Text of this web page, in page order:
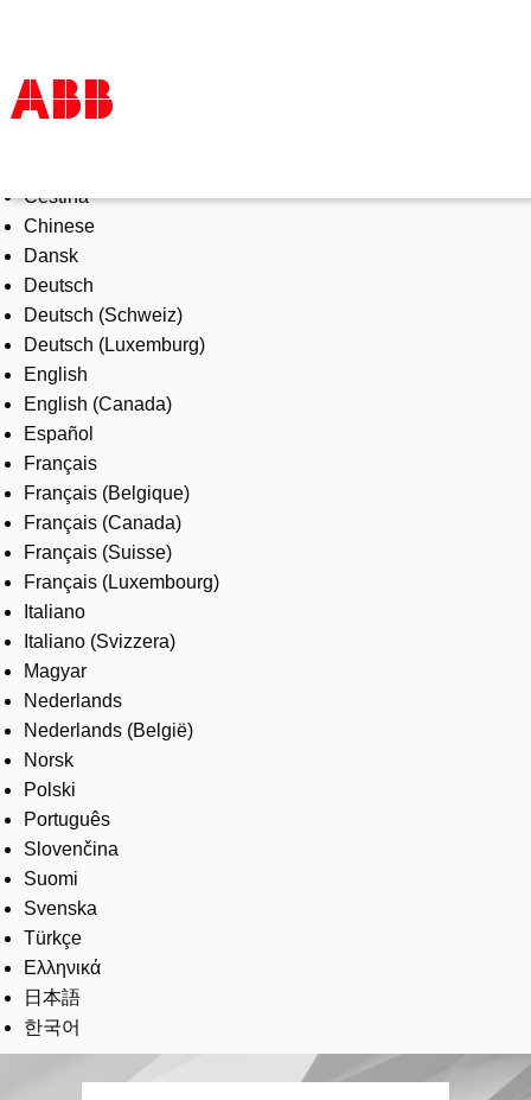
Produkte und Leistungen
Branchenlösungen
Service
Über uns
Vertriebspartner finden
Kontakt
Karriere
Čeština
Chinese
Dansk
Deutsch
Deutsch (Schweiz)
Deutsch (Luxemburg)
English
English (Canada)
Español
Français
Français (Belgique)
Français (Canada)
Français (Suisse)
Français (Luxembourg)
Italiano
Italiano (Svizzera)
Magyar
Nederlands
Nederlands (België)
Norsk
Polski
Português
Slovenčina
Suomi
Svenska
Türkçe
Ελληνικά
日本語
한국어